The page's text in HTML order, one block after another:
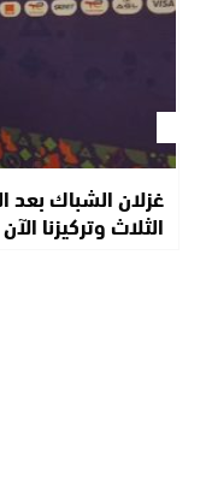
غزلان الشباك بعد
الثلاث وتركيزنا